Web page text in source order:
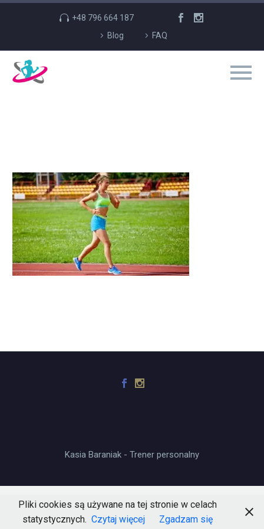
+48 796 664 187
Blog
FAQ
Kasia Baraniak - Trener personalny
Pliki cookies są używane na tej stronie w celach
statystycznych. Czytaj więcej Zgadzam się